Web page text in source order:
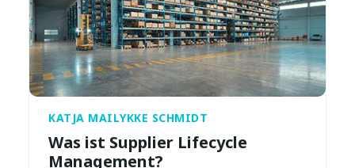
KATJA MAILYKKE SCHMIDT
Was ist Supplier Lifecycle
Management?